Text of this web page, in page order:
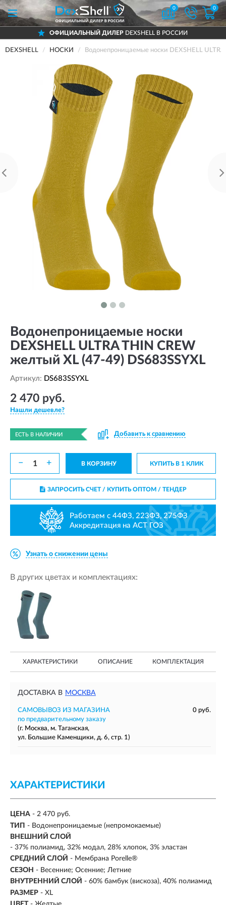
0 0
ОФИЦИАЛЬНЫЙ ДИЛЕРDEXSHELL В РОССИИ
DEXSHELL НОСКИ Водонепроницаемые носки DEXSHELL
Водонепроницаемые носки
DEXSHELL ULTRA THIN CREW
желтый XL (47-49) DS683SSYXL
Артикул: DS683SSYXL
2 470 руб.
Нашли дешевле?
ЕСТЬ В НАЛИЧИИ Добавить к сравнению
− + В КОРЗИНУ КУПИТЬ В 1 КЛИК
ЗАПРОСИТЬ СЧЕТ / КУПИТЬ ОПТОМ/ ТЕНДЕР
Работаем с 44ФЗ, 223ФЗ, 275ФЗ
Аккредитация на АСТ ГОЗ
Узнать о снижении цены
В других цветах и комплектациях:
ХАРАКТЕРИСТИКИ ОПИСАНИЕ КОМПЛЕКТАЦИЯ
ДОСТАВКА В МОСКВА
САМОВЫВОЗ ИЗ МАГАЗИНА
0 руб.
по предварительному заказу
(г. Москва, м. Таганская,
ул. Большие Каменщики, д. 6, стр. 1)
ХАРАКТЕРИСТИКИ
ЦЕНА - 2 470 руб.
ТИП - Водонепроницаемые (непромокаемые)
ВНЕШНИЙ СЛОЙ
- 37% полиамид, 32% модал, 28% хлопок, 3% эластан
СРЕДНИЙ СЛОЙ - Мембрана Porelle®
СЕЗОН - Весенние; Осенние; Летние
ВНУТРЕННИЙ СЛОЙ - 60% бамбук (вискоза), 40% полиамид
РАЗМЕР - XL